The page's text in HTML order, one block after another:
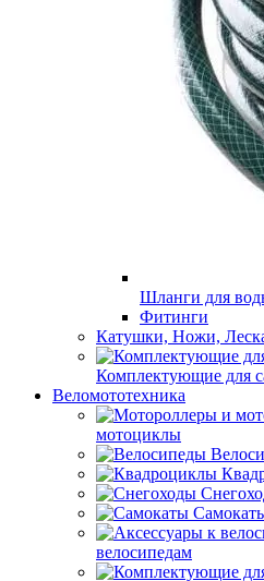
Шланги для
Фитинги
Катушки, Ножи,
Комплектующие для
Веломототехника
мотоциклы
велосипедам